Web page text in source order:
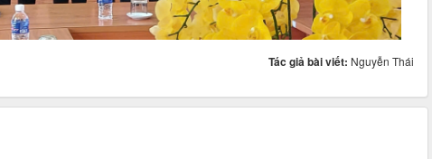
Tác giả bài viết: Nguyễn Thái